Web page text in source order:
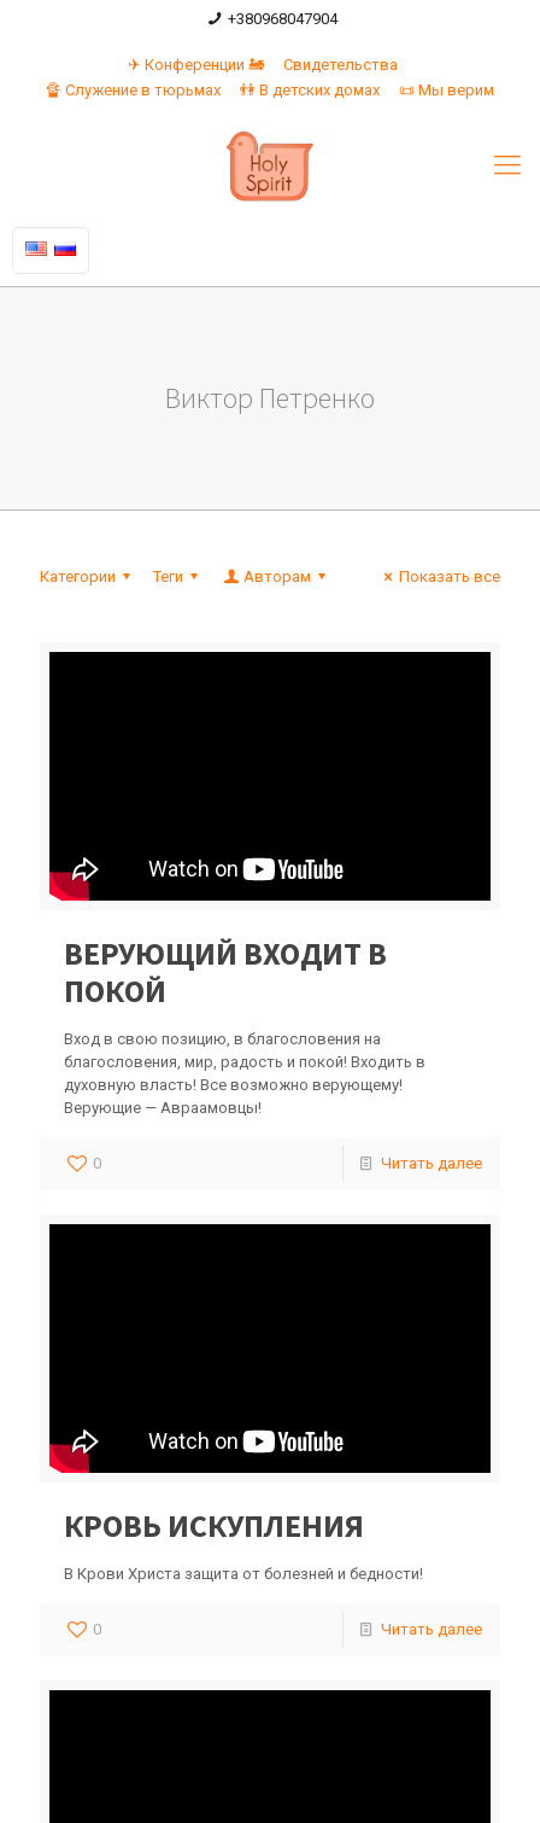
+380968047904
✈ Конференции 🚂
Свидетельства
🔏 Служение в тюрьмах
👫 В детских домах 📜 Мы верим
Виктор Петренко
Категории Теги Авторам Показать все
ВЕРУЮЩИЙ ВХОДИТ В
ПОКОЙ
Вход в свою позицию, в благословения на
благословения, мир, радость и покой! Входить в
духовную власть! Все возможно верующему!
Верующие — Авраамовцы!
0 Читать далее
КРОВЬ ИСКУПЛЕНИЯ
В Крови Христа защита от болезней и бедности!
0 Читать далее